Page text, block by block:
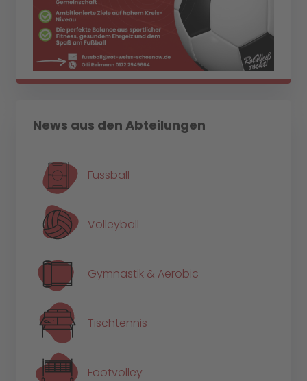
News aus den Abteilungen
Fussball
Volleyball
Gymnastik & Aerobic
Tischtennis
Footvolley